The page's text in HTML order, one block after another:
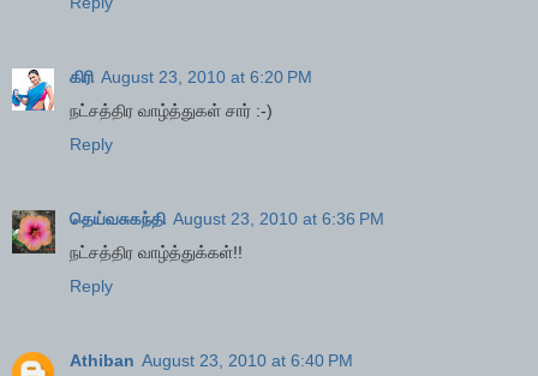
கிரி August 23, 2010 at 6:20 PM
நட்சத்திர வாழ்த்துகள் சார் :-)
Reply
தெய்வசுகந்தி August 23, 2010 at 6:36 PM
நட்சத்திர வாழ்த்துக்கள்!!
Reply
Athiban August 23, 2010 at 6:40 PM